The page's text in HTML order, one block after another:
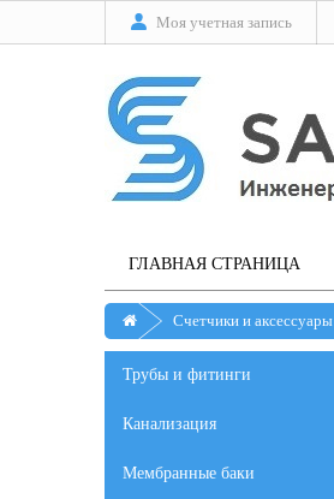
Моя учетная запись
ГЛАВНАЯ СТРАНИЦА
Счетчики и аксессуары
Трубы и фитинги
Канализация
Мембранные баки